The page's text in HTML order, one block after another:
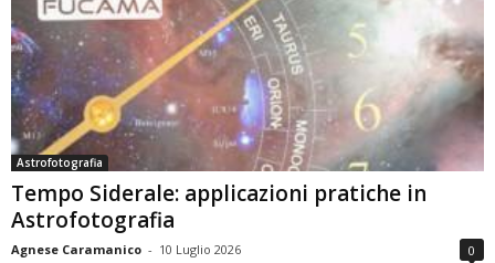
Astrofotografia
Tempo Siderale: applicazioni pratiche in
Astrofotografia
Agnese Caramanico - 10 Luglio 2026 0